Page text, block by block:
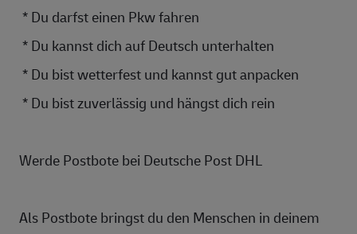
  * Du darfst einen Pkw fahren
  * Du kannst dich auf Deutsch unterhalten
  * Du bist wetterfest und kannst gut anpacken
  * Du bist zuverlässig und hängst dich rein
Werde Postbote bei Deutsche Post DHL